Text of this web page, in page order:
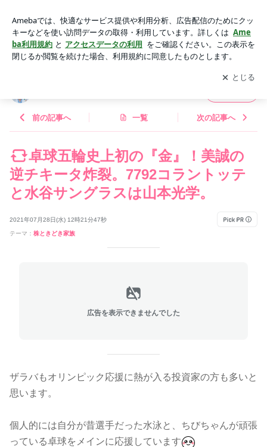
ントッテと水谷サングラスは山本光学。 | hinaオフィシャルブ
ログ「hinaの株ブログ」Powered by Ameba
アプリをダウンロードして ブログの更新通知
を受け取りまし
ょう。
開く
前の記事へ 一覧 次の記事へ
卓球五輪史上初の『金』！美誠の
逆チキータ炸裂。7792コラントッテ
と水谷サングラスは山本光学。
2021年07月28日(水) 12時21分47秒
テーマ： 株ときどき家族
広告を表示できませんでした
ザラバもオリンピック応援に熱が入る投資家の方も多いと
思います。
個人的には自分が昔選手だった水泳と、ちびちゃんが頑張
っている卓球をメインに応援しています